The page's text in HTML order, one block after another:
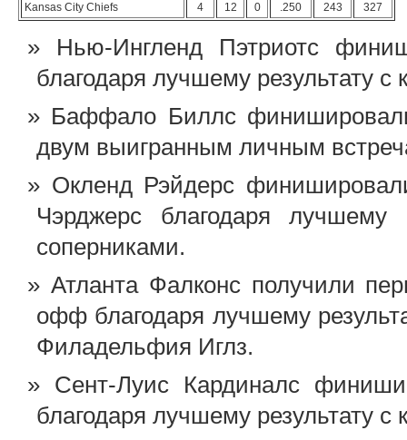
Kansas City Chiefs
4 12 0 .250 243 327
Нью-Ингленд Пэтриотс
благодаря лучшему результату
Баффало Биллс
двум выигранным личным
Окленд Рэйдерс
Чэрджерс благодаря
соперниками.
Атланта Фалконс получили
офф благодаря лучшему
Филадельфия Иглз.
Сент-Луис Кардиналс
благодаря лучшему результату